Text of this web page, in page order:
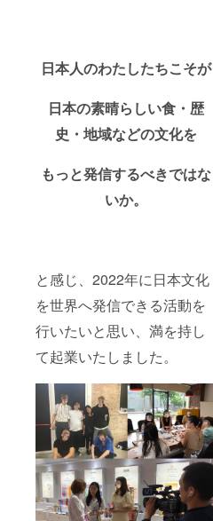
日本人のわたしたちこそが
日本の素晴らしい食・歴
史・地域などの文化を
もっと発信するべきではな
いか。
と感じ、2022年に日本文化
を世界へ発信できる活動を
行いたいと思い、満を持し
て起業いたしました。